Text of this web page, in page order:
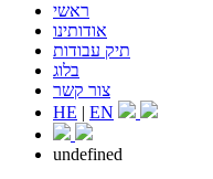
ראשי
אודותינו
תיק עבודות
בלוג
צור קשר
HE | EN
undefined